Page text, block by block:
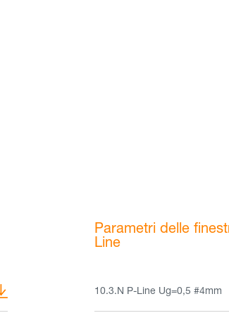
Parametri delle
Line
10.3.N P-Line Ug=0,5 #4mm